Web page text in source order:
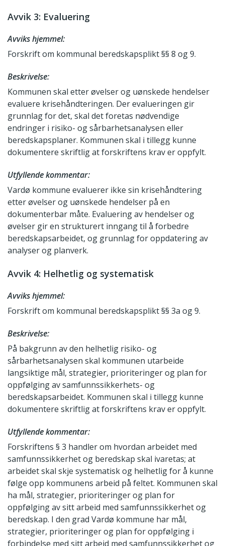
Avvik 3: Evaluering
Avviks hjemmel:
Forskrift om kommunal beredskapsplikt §§ 8 og 9.
Beskrivelse:
Kommunen skal etter øvelser og uønskede hendelser
evaluere krisehåndteringen. Der evalueringen gir
grunnlag for det, skal det foretas nødvendige
endringer i risiko- og sårbarhetsanalysen eller
beredskapsplaner. Kommunen skal i tillegg kunne
dokumentere skriftlig at forskriftens krav er oppfylt.
Utfyllende kommentar:
Vardø kommune evaluerer ikke sin krisehåndtering
etter øvelser og uønskede hendelser på en
dokumenterbar måte. Evaluering av hendelser og
øvelser gir en strukturert inngang til å forbedre
beredskapsarbeidet, og grunnlag for oppdatering av
analyser og planverk.
Avvik 4: Helhetlig og systematisk
Avviks hjemmel:
Forskrift om kommunal beredskapsplikt §§ 3a og 9.
Beskrivelse:
På bakgrunn av den helhetlig risiko- og
sårbarhetsanalysen skal kommunen utarbeide
langsiktige mål, strategier, prioriteringer og plan for
oppfølging av samfunnssikkerhets- og
beredskapsarbeidet. Kommunen skal i tillegg kunne
dokumentere skriftlig at forskriftens krav er oppfylt.
Utfyllende kommentar:
Forskriftens § 3 handler om hvordan arbeidet med
samfunnssikkerhet og beredskap skal ivaretas; at
arbeidet skal skje systematisk og helhetlig for å kunne
følge opp kommunens arbeid på feltet. Kommunen skal
ha mål, strategier, prioriteringer og plan for
oppfølging av sitt arbeid med samfunnssikkerhet og
beredskap. I den grad Vardø kommune har mål,
strategier, prioriteringer og plan for oppfølging i
forbindelse med sitt arbeid med samfunnssikkerhet og